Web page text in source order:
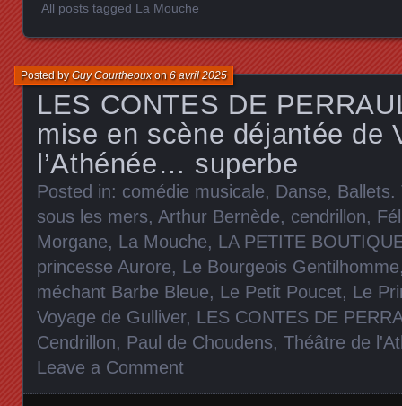
All posts tagged La Mouche
LES CONTES DE
mise en scène déjantée de
l’Athénée… superbe
Posted byGuy Courtheouxon6 avril 2025
Posted in: comédie musicale, Danse, Ballets.
sous les mers, Arthur Bernède, cendrillon,
Morgane, La Mouche, LA PETITE
princesse Aurore, Le Bourgeois Gentilhomme
méchant Barbe Bleue, Le Petit Poucet, Le
Voyage de Gulliver, LES CONTES DE
Cendrillon, Paul de Choudens, Théâtre de
Leave a Comment